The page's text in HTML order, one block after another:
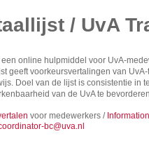
/ UvA
een online hulpmiddel voor UvA-
geeft voorkeursvertalingen van
Doel van de lijst is consistentie in
van de UvA te
voor medewerkers /
bc@uva.nl